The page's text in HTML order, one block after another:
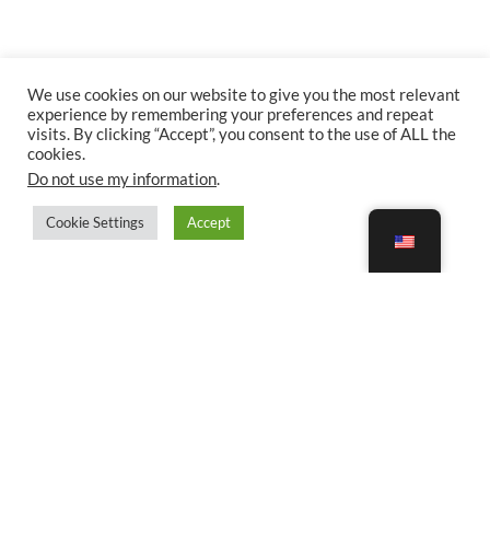
We use cookies on our website to give you the most relevant
experience by remembering your preferences and repeat
visits. By clicking “Accept”, you consent to the use of ALL the
cookies.
Do not use my information.
Cookie Settings Accept